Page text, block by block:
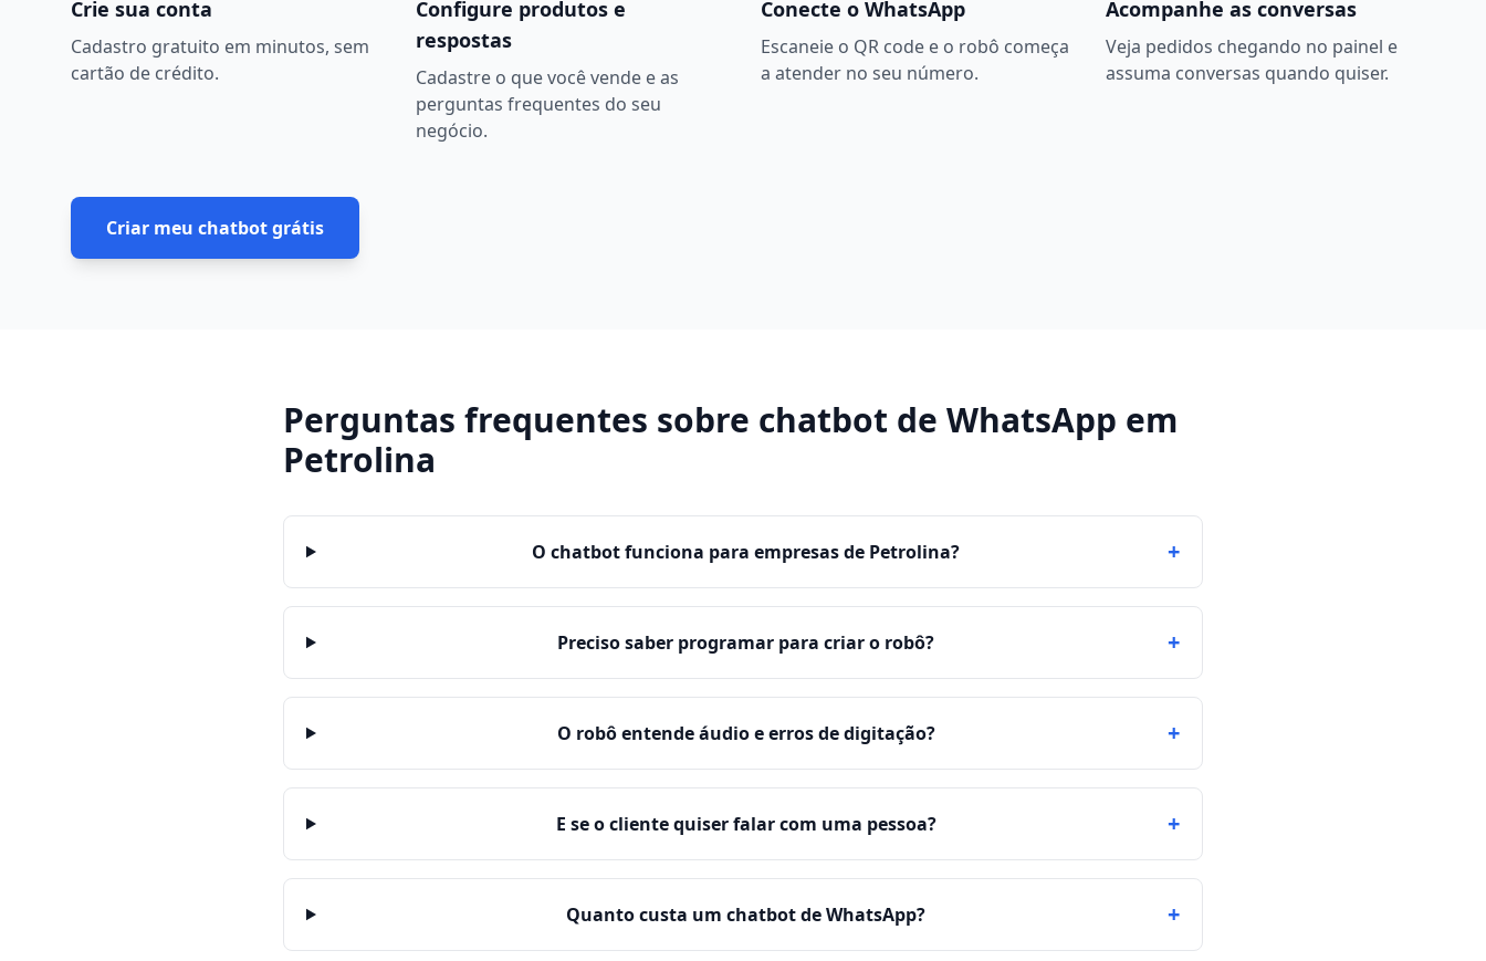
Crie sua conta
Cadastro gratuito em minutos, sem
cartão de crédito.
Configure produtos e
respostas
Cadastre o que você vende e as
perguntas frequentes do seu
negócio.
Conecte o WhatsApp
Escaneie o QR code e o robô começa
a atender no seu número.
Acompanhe as conversas
Veja pedidos chegando no painel e
assuma conversas quando quiser.
Criar meu chatbot grátis
Perguntas frequentes sobre chatbot de WhatsApp em
Petrolina
O chatbot funciona para empresas de Petrolina? +
Preciso saber programar para criar o robô? +
O robô entende áudio e erros de digitação? +
E se o cliente quiser falar com uma pessoa? +
Quanto custa um chatbot de WhatsApp? +